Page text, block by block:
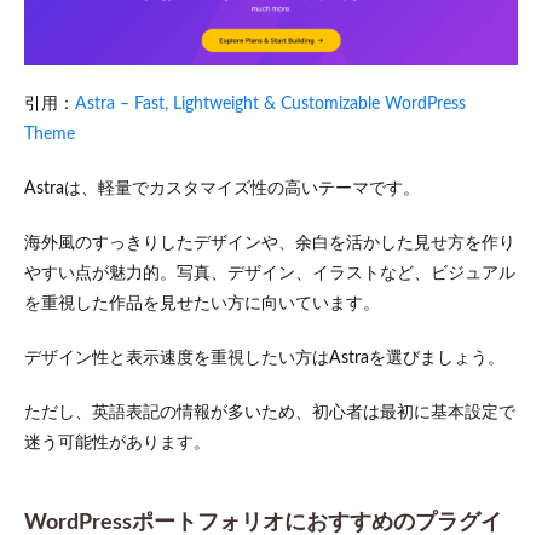
引用： Astra – Fast, Lightweight & Customizable WordPress
Theme
Astraは、軽量でカスタマイズ性の高いテーマです。
海外風のすっきりしたデザインや、余白を活かした見せ方を作り
やすい点が魅力的。写真、デザイン、イラストなど、ビジュアル
を重視した作品を見せたい方に向いています。
デザイン性と表示速度を重視したい方はAstraを選びましょう。
ただし、英語表記の情報が多いため、初心者は最初に基本設定で
迷う可能性があります。
WordPressポートフォリオにおすすめのプラグイ